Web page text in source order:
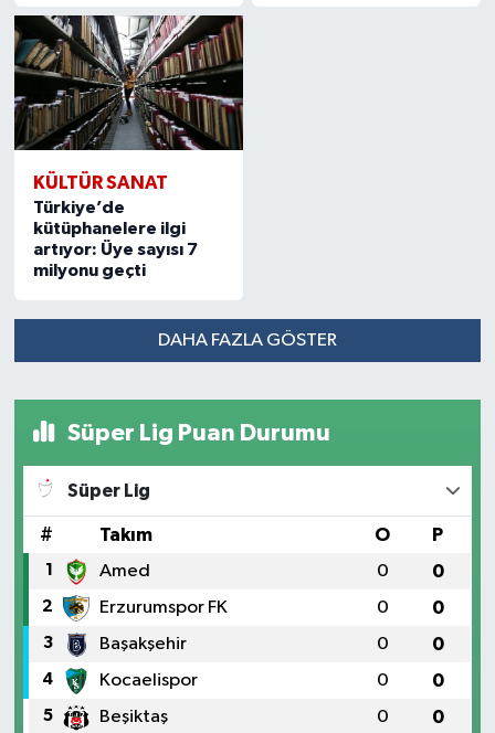
KÜLTÜR SANAT
Türkiye’de
kütüphanelere ilgi
artıyor: Üye sayısı 7
milyonu geçti
DAHA FAZLA GÖSTER
Süper Lig Puan Durumu
Süper Lig
# Takım O P
1 Amed 0 0
2 Erzurumspor FK 0 0
3 Başakşehir 0 0
4 Kocaelispor 0 0
5 Beşiktaş 0 0